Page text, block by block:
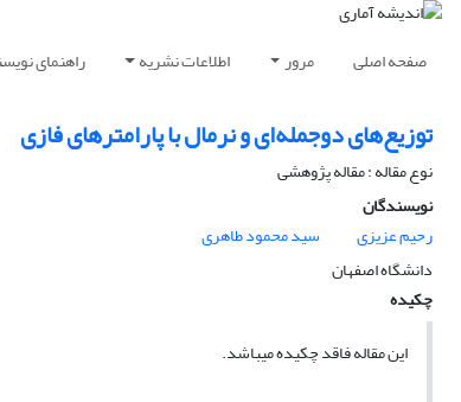
صفحه اصلی مرور اطلاعات نشریه راهنمای
توزیع‌های دوجمله‌ای و نرمال با پارامترهای فازی
نوع مقاله : مقاله پژوهشی
نویسندگان
رحیم عزیزی
سید محمود طاهری
دانشگاه اصفهان
چکیده
این مقاله فاقد چکیده می​باشد.